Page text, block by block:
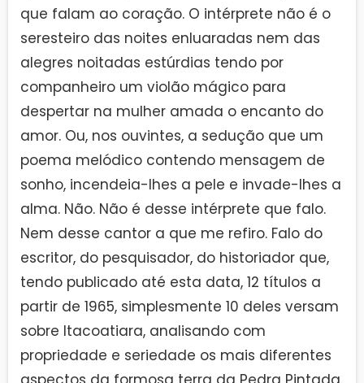
que falam ao coração. O intérprete não é o
seresteiro das noites enluaradas nem das
alegres noitadas estúrdias tendo por
companheiro um violão mágico para
despertar na mulher amada o encanto do
amor. Ou, nos ouvintes, a sedução que um
poema melódico contendo mensagem de
sonho, incendeia-lhes a pele e invade-lhes a
alma. Não. Não é desse intérprete que falo.
Nem desse cantor a que me refiro. Falo do
escritor, do pesquisador, do historiador que,
tendo publicado até esta data, 12 títulos a
partir de 1965, simplesmente 10 deles versam
sobre Itacoatiara, analisando com
propriedade e seriedade os mais diferentes